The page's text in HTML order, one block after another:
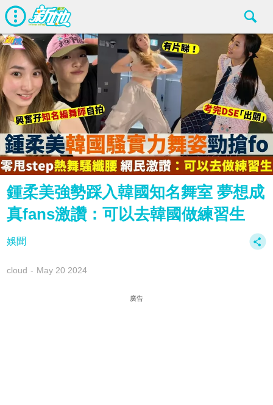
鍾柔美強勢踩入韓國知名舞室 夢想成
真fans激讚：可以去韓國做練習生
娛聞
cloud May 20 2024
廣告